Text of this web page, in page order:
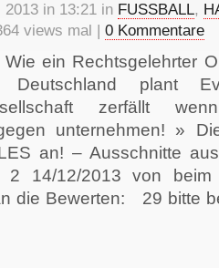
in 13:21 in FUSSBALL,
views mal | 0 Kommentare
ein Rechtsgelehrter
Deutschland plant
zerfällt
unternehmen! »
an! – Ausschnitte
2 14/12/2013 von
die Bewerten: 29 bitte